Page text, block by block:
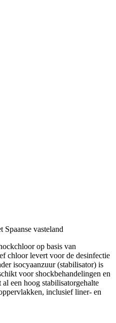
Spaanse vasteland
op basis van
chloor levert voor de desinfectie
isocyaanzuur (stabilisator) is
voor shockbehandelingen en
een hoog stabilisatorgehalte
inclusief liner- en